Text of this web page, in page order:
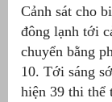
Cảnh sát cho
đông lạnh tới
chuyển bằng
10. Tới sáng
hiện 39 thi thể